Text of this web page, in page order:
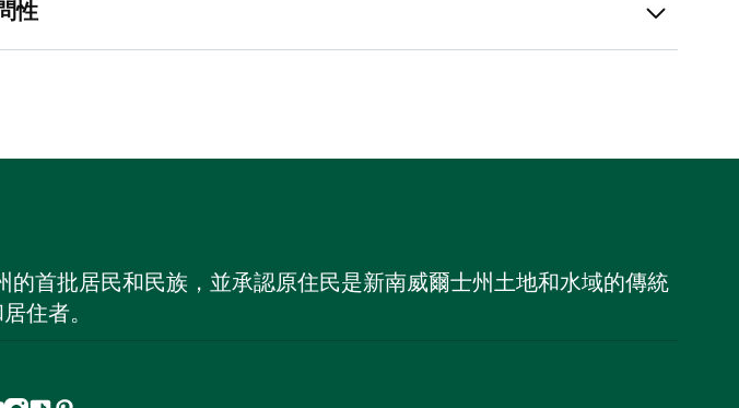
性
首批居民和民族，並承認原住民是新南威爾士州土地和水域的傳統
住者。